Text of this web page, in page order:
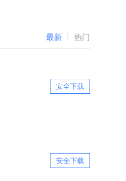
最新 热门
安全下载
安全下载